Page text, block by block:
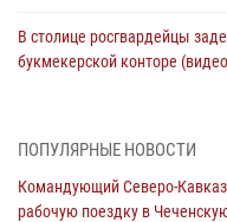
В столице росгвардейцы
букмекерской конторе
В Удмуртии при силовой
оздоровительных услуг
ПОПУЛЯРНЫЕ НОВОСТИ
Командующий Северо-
рабочую поездку в